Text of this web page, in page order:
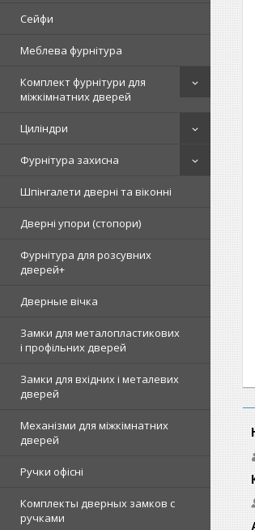
Сейфи
Меблева фурнітура
Комплект фурнітури для
міжкімнатних дверей
Циліндри
Фурнітура захисна
Шпінгалети дверні та віконні
Дверні упори (стопори)
Фурнітура для розсувних
дверей+
Дверные вічка
Замки для металопластикових
і профільних дверей
Замки для вхідних і металевих
дверей
Механізми для міжкімнатних
дверей
Ручки офісні
Комплекты дверных замков с
ручками